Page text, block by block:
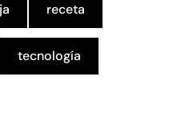
receta
tecnología